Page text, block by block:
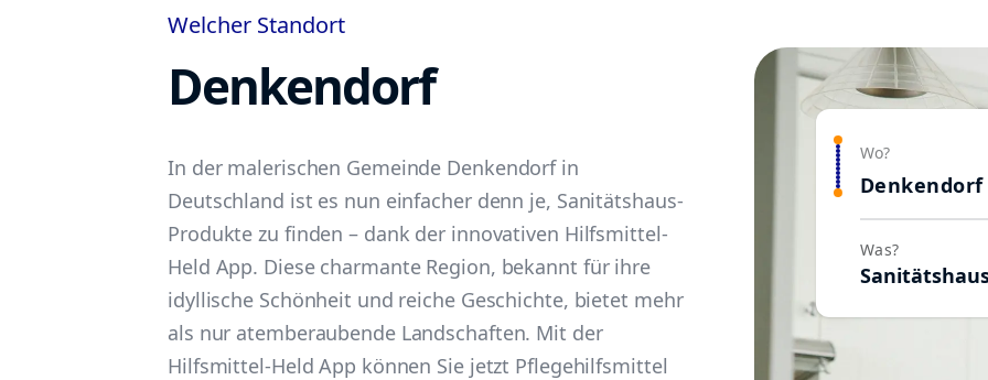
Welcher Standort
Denkendorf
In der malerischen Gemeinde Denkendorf in
Deutschland ist es nun einfacher denn je, Sanitätshaus-
Produkte zu finden – dank der innovativen Hilfsmittel-
Held App. Diese charmante Region, bekannt für ihre
idyllische Schönheit und reiche Geschichte, bietet mehr
als nur atemberaubende Landschaften. Mit der
Hilfsmittel-Held App können Sie jetzt Pflegehilfsmittel
Wo?
Denkendorf
Was?